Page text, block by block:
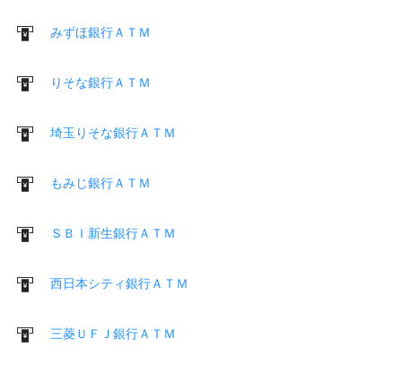
みずほ銀行ＡＴＭ
りそな銀行ＡＴＭ
埼玉りそな銀行ＡＴＭ
もみじ銀行ＡＴＭ
ＳＢＩ新生銀行ＡＴＭ
西日本シティ銀行ＡＴＭ
三菱ＵＦＪ銀行ＡＴＭ